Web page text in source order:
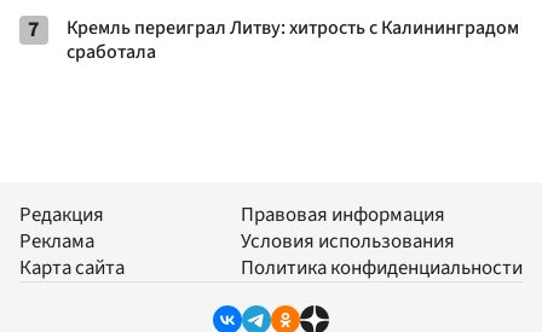
7
Кремль переиграл Литву: хитрость с Калининградом
сработала
Редакция
Реклама
Карта сайта
Правовая информация
Условия использования
Политика конфиденциальности